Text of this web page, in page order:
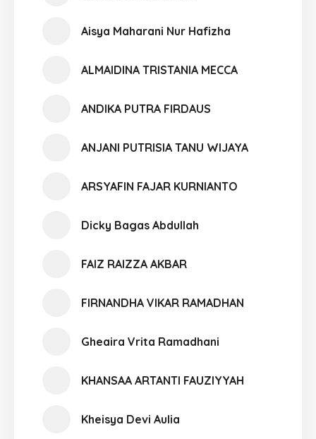
Aisya Maharani Nur Hafizha
ALMAIDINA TRISTANIA MECCA
ANDIKA PUTRA FIRDAUS
ANJANI PUTRISIA TANU WIJAYA
ARSYAFIN FAJAR KURNIANTO
Dicky Bagas Abdullah
FAIZ RAIZZA AKBAR
FIRNANDHA VIKAR RAMADHAN
Gheaira Vrita Ramadhani
KHANSAA ARTANTI FAUZIYYAH
Kheisya Devi Aulia